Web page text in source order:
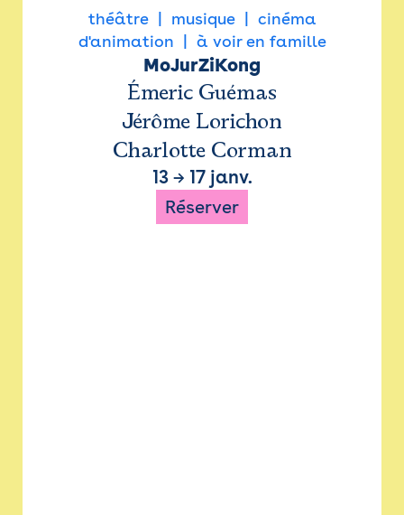
théâtre musique
cinéma
d'animation
à voir en famille
MoJurZiKong
Émeric Guémas
Jérôme Lorichon
Charlotte Corman
13→ 17 janv.
Réserver